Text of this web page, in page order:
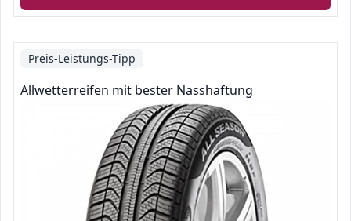
Preis-Leistungs-Tipp
Allwetterreifen mit bester Nasshaftung